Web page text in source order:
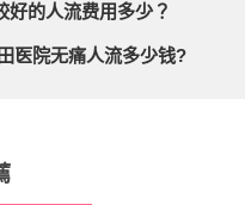
好的人流费用多少？
医院无痛人流多少钱?